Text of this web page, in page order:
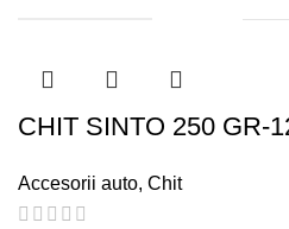
CHIT SINTO 250 GR-
Accesorii auto, Chit